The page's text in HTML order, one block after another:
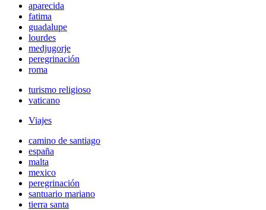
aparecida
fatima
guadalupe
lourdes
medjugorje
peregrinación
roma
turismo religioso
vaticano
Viajes
camino de santiago
españa
malta
mexico
peregrinación
santuario mariano
tierra santa